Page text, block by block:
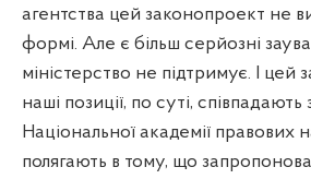
агентства цей законопроект не
формі. Але є більш серйозні
міністерство не підтримує. І цей
наші позиції, по суті,
Національної академії правових
полягають в тому, що